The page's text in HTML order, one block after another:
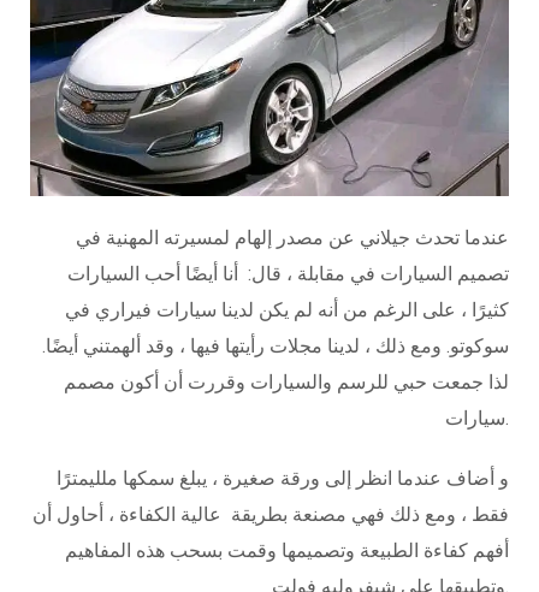
عندما تحدث جيلاني عن مصدر إلهام لمسيرته المهنية في
تصميم السيارات في مقابلة ، قال: أنا أيضًا أحب السيارات
كثيرًا ، على الرغم من أنه لم يكن لدينا سيارات فيراري في
سوكوتو. ومع ذلك ، لدينا مجلات رأيتها فيها ، وقد ألهمتني أيضًا.
لذا جمعت حبي للرسم والسيارات وقررت أن أكون مصمم
سيارات.
و أضاف عندما انظر إلى ورقة صغيرة ، يبلغ سمكها ملليمترًا
فقط ، ومع ذلك فهي مصنعة بطريقة عالية الكفاءة ، أحاول أن
أفهم كفاءة الطبيعة وتصميمها وقمت بسحب هذه المفاهيم